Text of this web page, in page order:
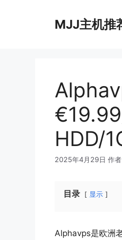
MJJ主机推
HDD/
2025年4月29日 作者
目录 显示
Alphavps是欧洲